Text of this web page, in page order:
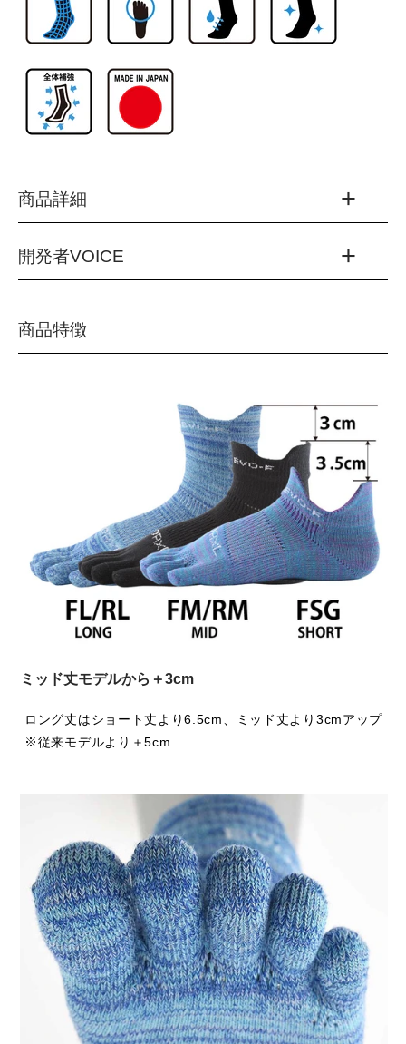
商品詳細
品番：RNS5008
(10)ブラック
(20)ブルー
素材：綿, アクリル, ナイロン, ポリエステル, ポリウレタ
開発者VOICE
ーズとなった「EVOシリーズ」。
耐久性と素足感覚を両立した「超立体製法」というコンセプ
従来品より大幅に蒸れ感を軽減しました。
EVOの耐久性の高さは生地の厚みと比例します。そのた
め、より蒸れにくい作りに改良することは、EVOシリーズ
における大きな課題でもありました。今回の改良ポイント
は、まさにこの課題に取り組んだ結果です。
さらに、丈を従来のEVOより「約5cm」長くすることで、
マラソンシーズンの足首の冷え対策にも対応しました。私自
身、真夏以外ではソックスの丈を長めに選ぶことが増えてい
クスの丈が少しずつ長くなるトレンドを取り入れる意図もあ
ため、私たちアジア人が履いてもバランスが良く見える丈に
調整しました。
また、新しい丈に合わせて楽しんでいただきたいのが、今回
のカラーデザイン。同色系や補色系を組み合わせたミックス
カラーが特徴で、ぜひ走る楽しみを増やしてください。
商品特徴
ミッド丈モデルから＋3cm
ロング丈はショート丈より6.5cm、ミッド丈より3cmアップ
※従来モデルより＋5cm